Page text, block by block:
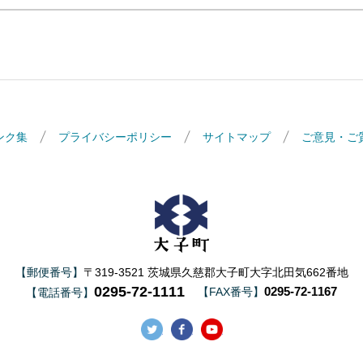
ク集 プライバシーポリシー サイトマップ ご意見・ご
【郵便番号】 〒319-3521 茨城県久慈郡大子町大字北田気662番地
【電話番号】 0295-72-1111 【FAX番号】 0295-72-1167
大子町Twitter
大子町Facebook
大子町YouTube